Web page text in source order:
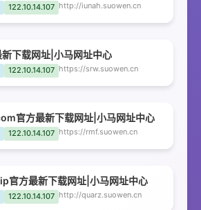
122.10.14.107 http://iunah.suowen.cn
下载网址|小马网址中心
122.10.14.107 https://srw.suowen.cn
官方最新下载网址|小马网址中心
122.10.14.107 https://rmf.suowen.cn
方最新下载网址|小马网址中心
122.10.14.107 http://quarz.suowen.cn